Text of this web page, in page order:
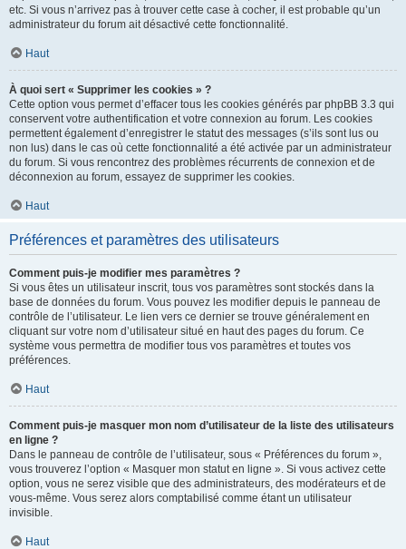
etc. Si vous n’arrivez pas à trouver cette case à cocher, il est probable qu’un
administrateur du forum ait désactivé cette fonctionnalité.
Haut
À quoi sert « Supprimer les cookies » ?
Cette option vous permet d’effacer tous les cookies générés par phpBB 3.3 qui
conservent votre authentification et votre connexion au forum. Les cookies
permettent également d’enregistrer le statut des messages (s’ils sont lus ou
non lus) dans le cas où cette fonctionnalité a été activée par un administrateur
du forum. Si vous rencontrez des problèmes récurrents de connexion et de
déconnexion au forum, essayez de supprimer les cookies.
Haut
Préférences et paramètres des utilisateurs
Comment puis-je modifier mes paramètres ?
Si vous êtes un utilisateur inscrit, tous vos paramètres sont stockés dans la
base de données du forum. Vous pouvez les modifier depuis le panneau de
contrôle de l’utilisateur. Le lien vers ce dernier se trouve généralement en
cliquant sur votre nom d’utilisateur situé en haut des pages du forum. Ce
système vous permettra de modifier tous vos paramètres et toutes vos
préférences.
Haut
Comment puis-je masquer mon nom d’utilisateur de la liste des utilisateurs
en ligne ?
Dans le panneau de contrôle de l’utilisateur, sous « Préférences du forum »,
vous trouverez l’option « Masquer mon statut en ligne ». Si vous activez cette
option, vous ne serez visible que des administrateurs, des modérateurs et de
vous-même. Vous serez alors comptabilisé comme étant un utilisateur
invisible.
Haut